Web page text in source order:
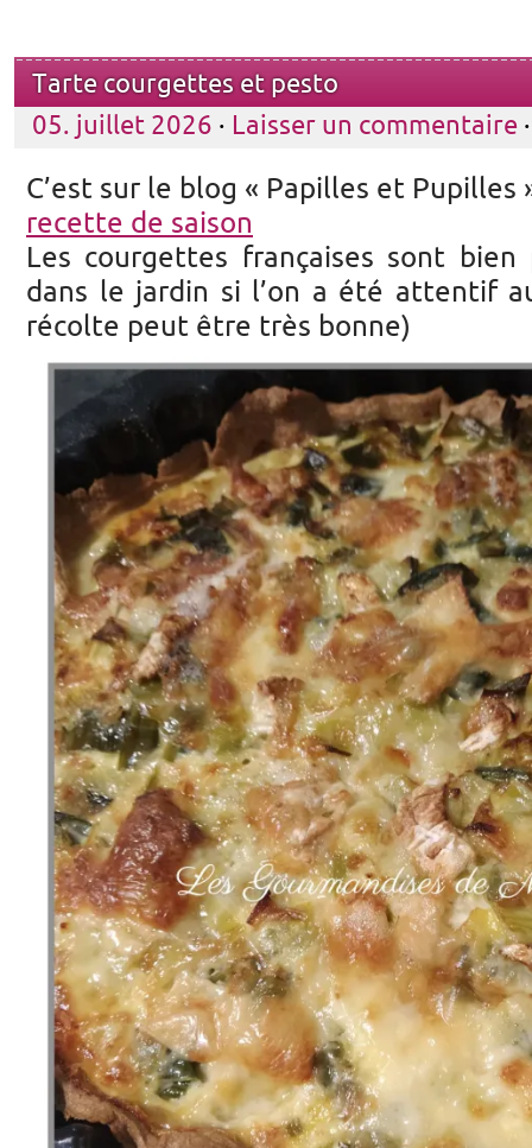
Tarte courgettes et pesto
05. juillet 2026 · Laisser un commentaire
C’est sur le blog « Papilles et Pupilles
recette de saison
Les courgettes françaises sont
dans le jardin si l’on a été attentif
récolte peut être très bonne)